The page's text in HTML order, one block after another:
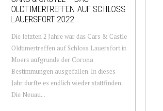
OLDTIMERTREFFEN AUF SCHLOSS
LAUERSFORT 2022
Die letzten 2 Jahre war das Cars & Castle
Oldtimertreffen auf Schloss Lauersfort in
Moers aufgrunde der Corona
Bestimmungen ausgefallen. In dieses
Jahr durfte es endlich wieder stattfinden.
Die Neuau...